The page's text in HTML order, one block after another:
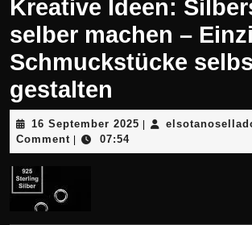
Kreative Ideen:
selber machen –
Schmuckstücke
gestalten
16 September 2025 16
2025
|
Comment | 07:54